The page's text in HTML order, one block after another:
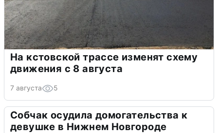
На кстовской трассе изменят схему
движения с 8 августа
7 августа 5
Собчак осудила домогательства к
девушке в Нижнем Новгороде